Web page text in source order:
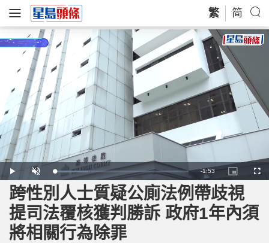
繁 简
P
l
a
y
U
n
m
u
t
e
L
o
e
d
:
2
5
.
3
7
R
e
m
-1:53
P
i
c
t
u
r
e
-
F
u
c
r
e
e
跨性別人士質疑公廁法例帶歧視
提司法覆核獲判勝訴 政府1年內須
將相關行為除罪